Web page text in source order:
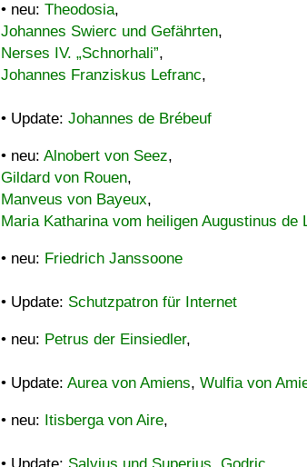
• neu: Theodosia,
Johannes Swierc und Gefährten,
Nerses IV. „Schnorhali”,
Johannes Franziskus Lefranc,
• Update: Johannes de Brébeuf
• neu: Alnobert von Seez,
Gildard von Rouen,
Manveus von Bayeux,
Maria Katharina vom heiligen Augustinus de
• neu: Friedrich Janssoone
• Update: Schutzpatron für Internet
• neu: Petrus der Einsiedler,
• Update: Aurea von Amiens, Wulfia von
• neu: Itisberga von Aire,